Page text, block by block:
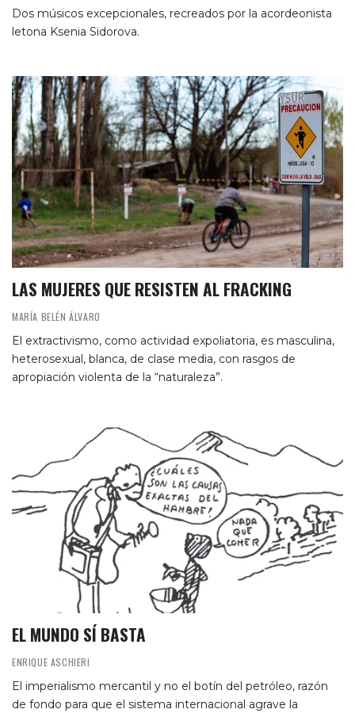
Dos músicos excepcionales, recreados por la acordeonista
letona Ksenia Sidorova.
LAS MUJERES QUE RESISTEN AL FRACKING
MARÍA BELÉN ÁLVARO
El extractivismo, como actividad expoliatoria, es masculina,
heterosexual, blanca, de clase media, con rasgos de
apropiación violenta de la “naturaleza”.
EL MUNDO SÍ BASTA
ENRIQUE ASCHIERI
El imperialismo mercantil y no el botín del petróleo, razón
de fondo para que el sistema internacional agrave la